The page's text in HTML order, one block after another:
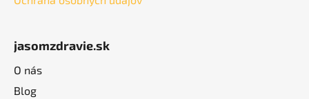
jasomzdravie.sk
O nás
Blog